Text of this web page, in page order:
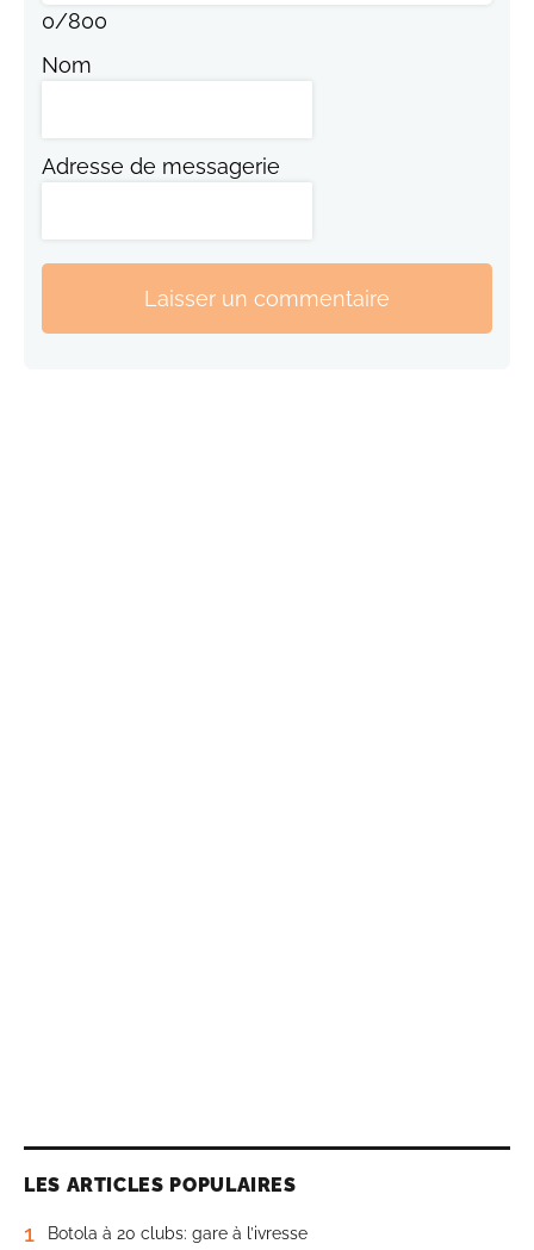
0/800
Nom
Adresse de messagerie
Laisser un commentaire
LES ARTICLES POPULAIRES
1 Botola à 20 clubs: gare à l’ivresse